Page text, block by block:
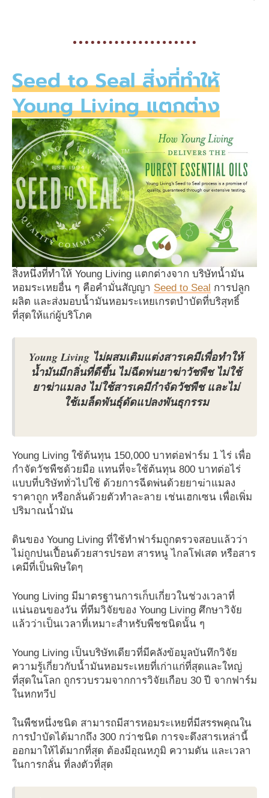
Seed to Seal สิ่งที่ทำให้
Young Living แตกต่าง
สิ่งหนึ่งที่ทำให้ Young Living แตกต่างจาก บริษัทน้ำมัน
หอมระเหยอื่น ๆ คือคำมั่นสัญญา Seed to Seal การปลูก
ผลิต และส่งมอบน้ำมันหอมระเหยเกรดบำบัดที่บริสุทธิ์
ที่สุดให้แก่ผู้บริโภค
Young Living ไม่ผสมเติมแต่งสารเคมีเพื่อทำให้
น้ำมันมีกลิ่นที่ดีขึ้น ไม่ฉีดพ่นยาฆ่าวัชพืช ไม่ใช้
ยาฆ่าแมลง ไม่ใช้สารเคมีกำจัดวัชพืช และไม่
ใช้เมล็ดพันธุ์ดัดแปลงพันธุกรรม
Young Living ใช้ต้นทุน 150,000 บาทต่อฟาร์ม 1 ไร่ เพื่อ
กำจัดวัชพืชด้วยมือ แทนที่จะใช้ต้นทุน 800 บาทต่อไร่
แบบที่บริษัททั่วไปใช้ ด้วยการฉีดพ่นด้วยยาฆ่าแมลง
ราคาถูก หรือกลั่นด้วยตัวทำละลาย เช่นเฮกเซน เพื่อเพิ่ม
ปริมาณน้ำมัน
ดินของ Young Living ที่ใช้ทำฟาร์มถูกตรวจสอบแล้วว่า
ไม่ถูกปนเปื้อนด้วยสารปรอท สารหนู ไกลโฟเสต หรือสาร
เคมีที่เป็นพิษใดๆ
Young Living มีมาตรฐานการเก็บเกี่ยวในช่วงเวลาที่
แน่นอนของวัน ที่ทีมวิจัยของ Young Living ศึกษาวิจัย
แล้วว่าเป็นเวลาที่เหมาะสำหรับพืชชนิดนั้น ๆ
Young Living เป็นบริษัทเดียวที่มีคลังข้อมูลบันทึกวิจัย
ความรู้เกี่ยวกับน้ำมันหอมระเหยที่เก่าแก่ที่สุดและใหญ่
ที่สุดในโลก ถูกรวบรวมจากการวิจัยเกือบ 30 ปี จากฟาร์ม
ในหกทวีป
ในพืชหนึ่งชนิด สามารถมีสารหอมระเหยที่มีสรรพคุณใน
การบำบัดได้มากถึง 300 กว่าชนิด การจะดึงสารเหล่านี้
ออกมาให้ได้มากที่สุด ต้องมีอุณหภูมิ ความดัน และเวลา
ในการกลั่น ที่ลงตัวที่สุด